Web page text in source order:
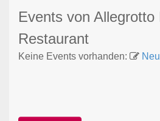
Events von Allegrotto
Restaurant
Keine Events vorhanden: